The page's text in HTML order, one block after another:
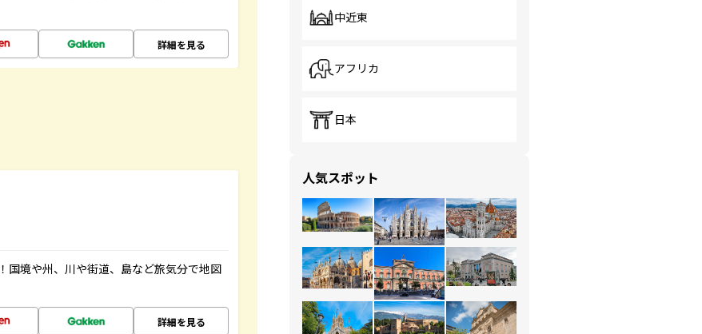
詳細を見る
国境や州、川や街道、島など旅気分で地図
詳細を見る
中近東
アフリカ
日本
人気スポット